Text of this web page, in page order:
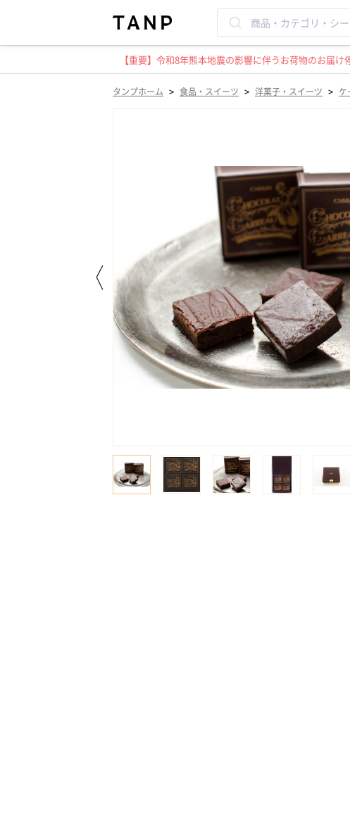
【重要】令和8年熊本地震の影響に伴うお荷物のお届け
タンプホーム > 食品・スイーツ > 洋菓子・スイーツ > ケ